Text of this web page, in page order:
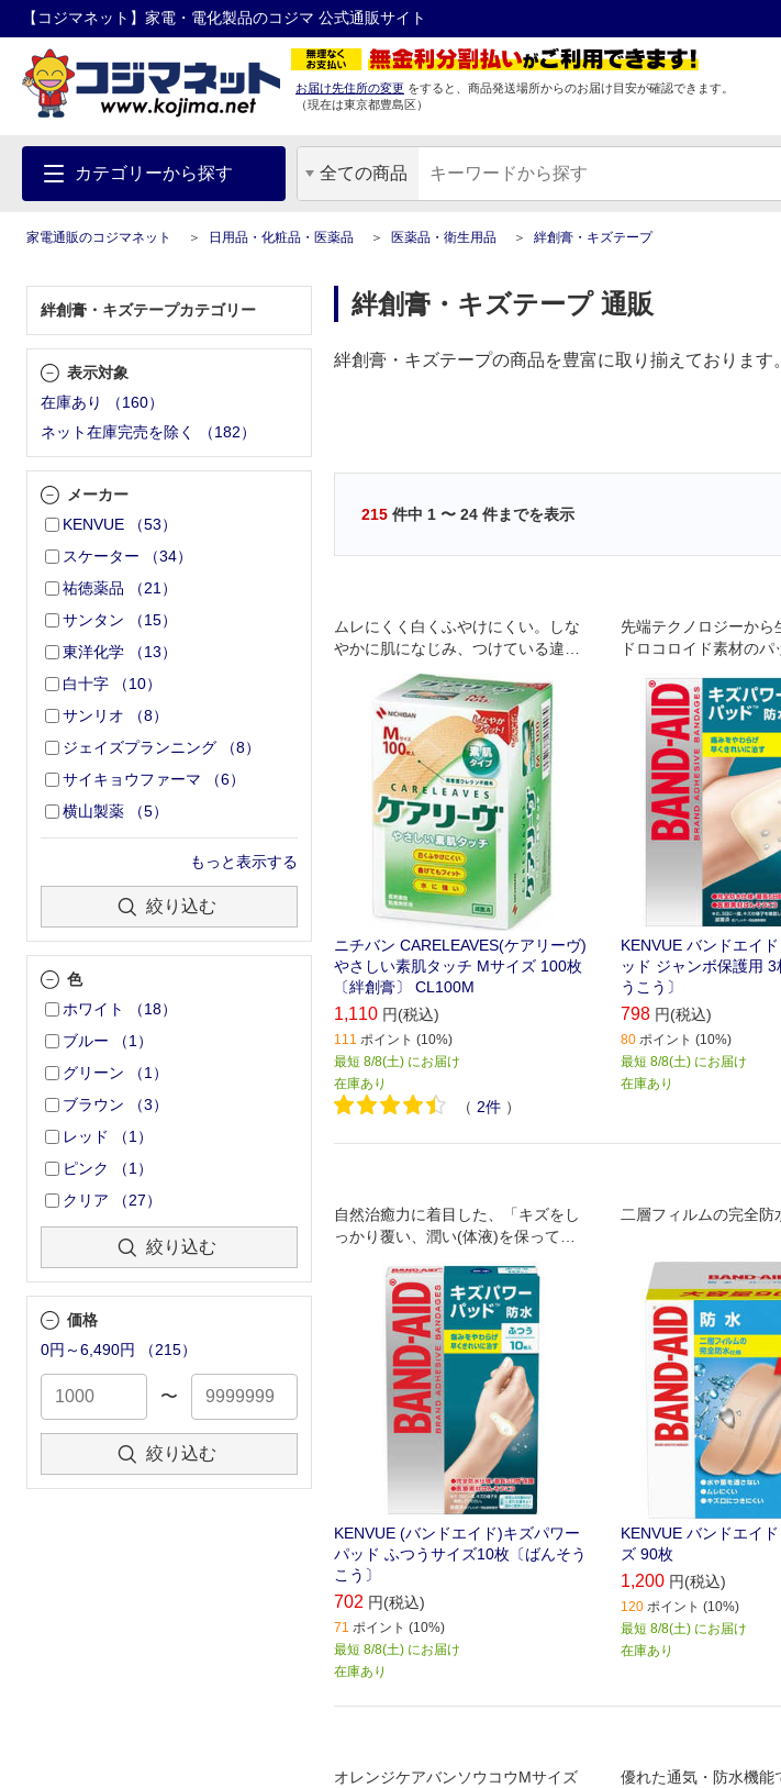
【コジマネット】家電・電化製品のコジマ 公式通販サイト
お届け先住所の変更 をすると、商品発送場所からのお届け目安が確認できます。
（現在は東京都豊島区）
カテゴリーから探す 全ての商品
家電通販のコジマネット 日用品・化粧品・医薬品 医薬品・衛生用品 絆創膏・キズテープ
絆創膏・キズテープカテゴリー
表示対象
在庫あり
（160）
ネット在庫完売を除く
（182）
メーカー
KENVUE
（53）
スケーター
（34）
祐徳薬品
（21 ）
サンタン
（15）
東洋化学
（13）
白十字
（10）
サンリオ
（8）
ジェイズプランニング
（8）
サイキョウファーマ
（6）
横山製薬
（5）
もっと表示する
絞り込む
色
ホワイト
（18）
ブルー
（1 ）
グリーン
（1 ）
ブラウン
（3）
レッド
（1 ）
ピンク
（1 ）
クリア
（27）
絞り込む
価格
0円～6,490円
（215）
〜
絞り込む
絆創膏・キズテープ 通販
絆創膏・キズテープの商品を豊富に取り揃えております。
215 件中 1 〜 24 件までを表示
ムレにくく白くふやけにくい。しな
やかに肌になじみ、つけている違和
感(ゴワゴワ)がほとんどありませ
ニチバン CARELEAVES(ケアリーヴ)
やさしい素肌タッチ Mサイズ 100枚
〔絆創膏〕 CL100M
1,110 円(税込)
111 ポイント (10%)
最短 8/8(土) にお届け
在庫あり
（ 2件 ）
先端テクノロジーから
ドロコロイド素材のパ
くらみます
KENVUE バンドエイ
ッド ジャンボ保護用
うこう〕
798 円(税込)
80 ポイント (10%)
最短 8/8(土) にお届け
在庫あり
自然治癒力に着目した、「キズをし
っかり覆い、潤い(体液)を保ってき
KENVUE (バンドエイド)キズパワー
パッド ふつうサイズ10枚〔ばんそう
こう〕
702 円(税込)
71 ポイント (10%)
最短 8/8(土) にお届け
在庫あり
二層フィルムの完全防
KENVUE バンドエイ
ズ 90枚
1,200 円(税込)
120 ポイント (10%)
最短 8/8(土) にお届け
在庫あり
オレンジケアバンソウコウMサイズ
優れた通気・防水機能